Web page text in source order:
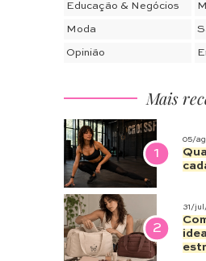
Educação & Negócios
Moda
Opinião
Mais
1
05/
2
31/